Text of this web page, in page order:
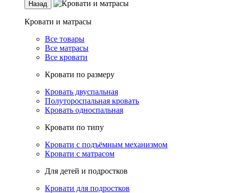
Назад
Кровати и матрасы
Все товары
Все матрасы
Все кровати
Кровати по размеру
Кровать двуспальная
Полутороспальная кровать
Кровать односпальная
Кровати по типу
Кровати с подъёмным механизмом
Кровати с матрасом
Для детей и подростков
Кровати для подростков